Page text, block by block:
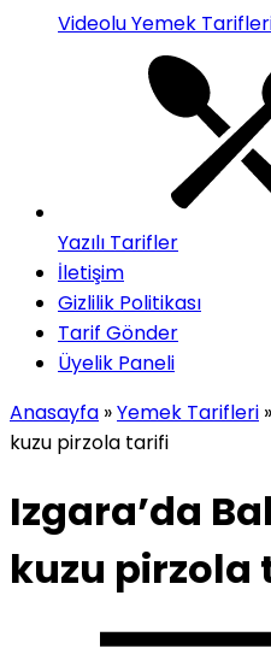
Videolu Yemek
Yazılı Tarifler
İletişim
Gizlilik Politikası
Tarif Gönder
Üyelik Paneli
Anasayfa »Yemek Tarifleri »
kuzu pirzola tarifi
Izgara’da
kuzu pirzola